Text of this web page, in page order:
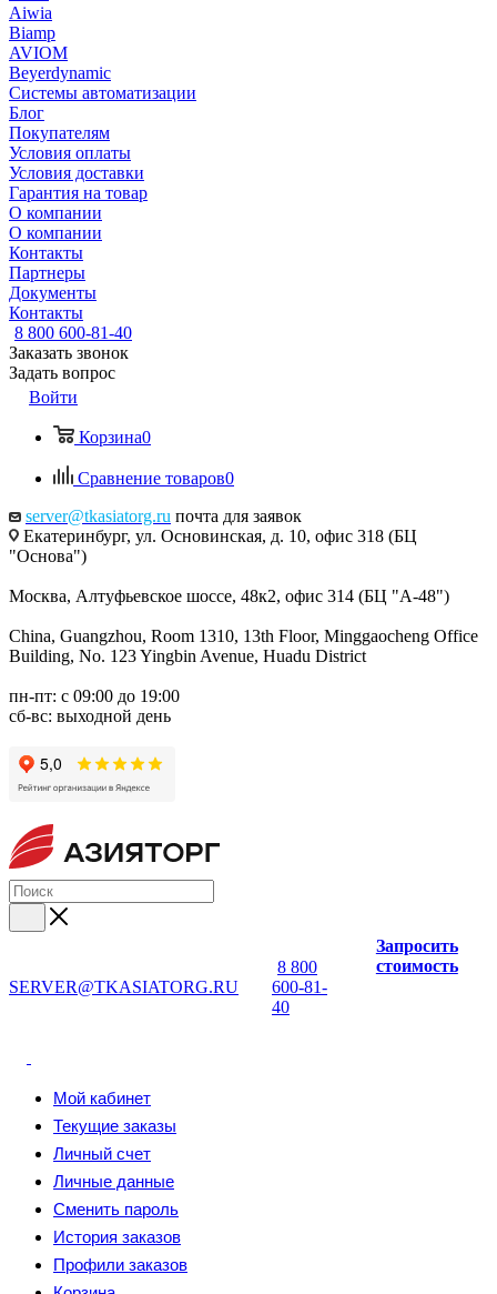
Aiwia
Biamp
AVIOM
Beyerdynamic
Системы автоматизации
Блог
Покупателям
Условия оплаты
Условия доставки
Гарантия на товар
О компании
О компании
Контакты
Партнеры
Документы
Контакты
8 800 600-81-40
Заказать звонок
Задать вопрос
Войти
Корзина0
Сравнение товаров0
server@tkasiatorg.ru почта для заявок
Екатеринбург, ул. Основинская, д. 10, офис 318 (БЦ
"Основа")
Москва, Алтуфьевское шоссе, 48к2, офис 314 (БЦ "А-48")
China, Guangzhou, Room 1310, 13th Floor, Minggaocheng Office
Building, No. 123 Yingbin Avenue, Huadu District
пн-пт: с 09:00 до 19:00
сб-вс: выходной день
SERVER@TKASIATORG.RU
8 800
600-81-
40
Запросить
стоимость
Мой кабинет
Текущие заказы
Личный счет
Личные данные
Сменить пароль
История заказов
Профили заказов